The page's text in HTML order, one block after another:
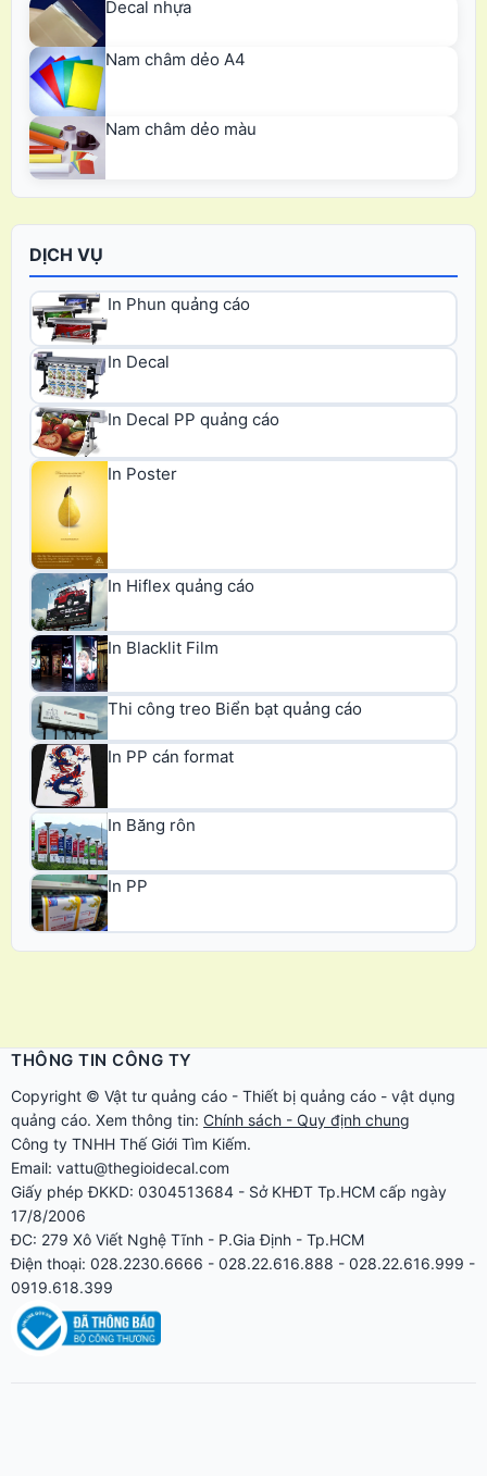
Decal nhựa
Nam châm dẻo A4
Nam châm dẻo màu
DỊCH VỤ
In Phun quảng cáo
In Decal
In Decal PP quảng cáo
In Poster
In Hiflex quảng cáo
In Blacklit Film
Thi công treo Biển bạt quảng cáo
In PP cán format
In Băng rôn
In PP
THÔNG TIN CÔNG TY
Copyright © Vật tư quảng cáo - Thiết bị quảng cáo - vật dụng
quảng cáo. Xem thông tin: Chính sách - Quy định chung
Công ty TNHH Thế Giới Tìm Kiếm.
Email: vattu@thegioidecal.com
Giấy phép ĐKKD: 0304513684 - Sở KHĐT Tp.HCM cấp ngày
17/8/2006
ĐC: 279 Xô Viết Nghệ Tĩnh - P.Gia Định - Tp.HCM
Điện thoại: 028.2230.6666 - 028.22.616.888 - 028.22.616.999 -
0919.618.399